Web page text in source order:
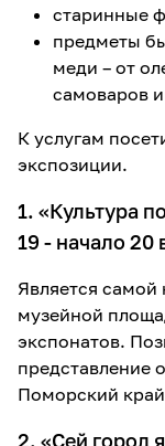
старинные
предметы
меди – от
самоваров
К услугам
экспозиции.
1. «Культура
19 - начало 20
Является
музейной
экспонатов.
представление
Поморский
2. «Сей город